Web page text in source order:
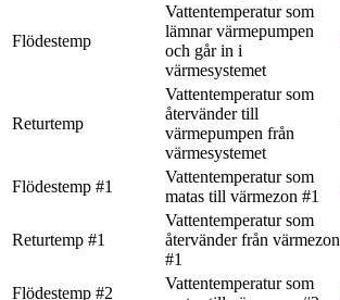
Flödestemp
Vattentemperatur som
lämnar värmepumpen
och går in i
värmesystemet
Returtemp
Vattentemperatur som
återvänder till
värmepumpen från
värmesystemet
Flödestemp #1
Vattentemperatur som
matas till värmezon #1
Returtemp #1
Vattentemperatur som
återvänder från värmezon
#1
Flödestemp #2
Vattentemperatur som